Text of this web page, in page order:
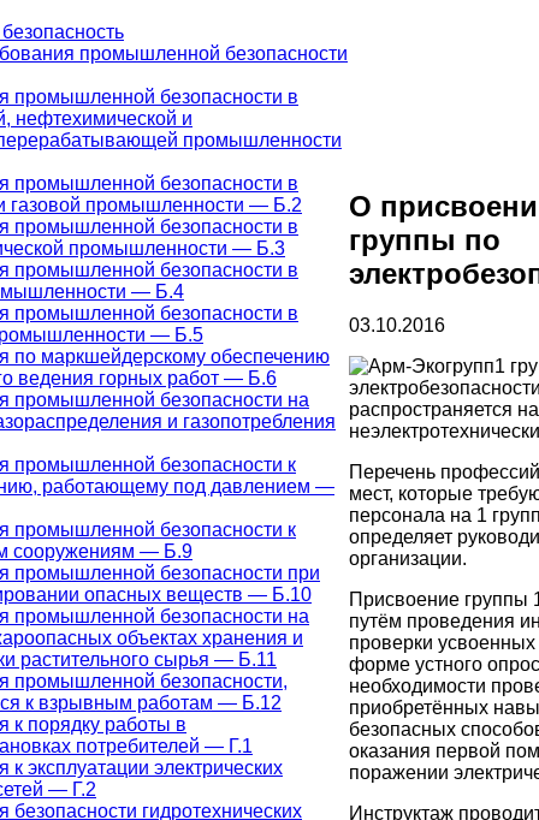
промышленной безопасности
промышленной безопасности в
нефтехимической и
промышленности
промышленной безопасности в
газовой промышленности — Б.2
промышленной безопасности в
промышленности — Б.3
промышленной безопасности в
— Б.4
промышленной безопасности в
— Б.5
по маркшейдерскому обеспечению
ведения горных работ — Б.6
промышленной безопасности на
и газопотребления
промышленной безопасности к
работающему под давлением —
промышленной безопасности к
сооружениям — Б.9
промышленной безопасности при
опасных веществ — Б.10
промышленной безопасности на
объектах хранения и
растительного сырья — Б.11
промышленной безопасности,
к взрывным работам — Б.12
к порядку работы в
потребителей — Г.1
к эксплуатации электрических
— Г.2
безопасности гидротехнических
О
группы по
03.10.2016
1
распространяется на
Перечень
мест, которые
персонала на 1
определяет
организации.
Присвоение группы
путём проведения
проверки
форме устного
необходимости
приобретённых
безопасных
оказания первой
поражении
Инструктаж